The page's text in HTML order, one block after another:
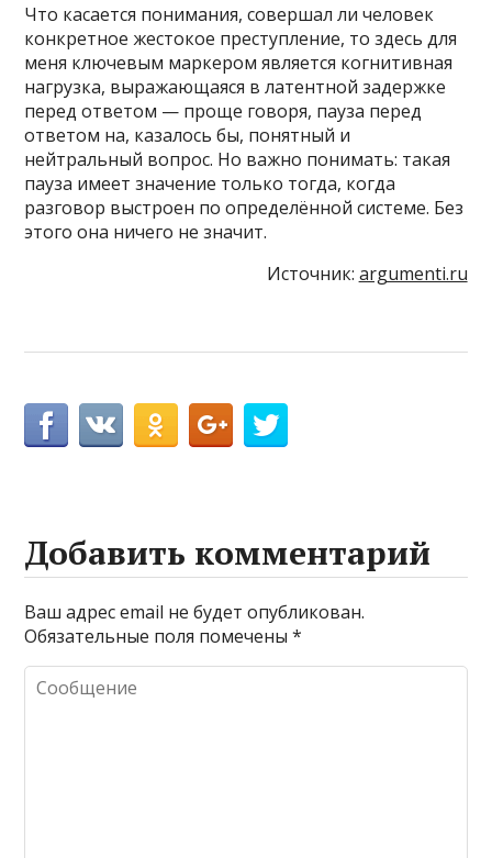
Что касается понимания, совершал ли человек
конкретное жестокое преступление, то здесь для
меня ключевым маркером является когнитивная
нагрузка, выражающаяся в латентной задержке
перед ответом — проще говоря, пауза перед
ответом на, казалось бы, понятный и
нейтральный вопрос. Но важно понимать: такая
пауза имеет значение только тогда, когда
разговор выстроен по определённой системе. Без
этого она ничего не значит.
Источник: argumenti.ru
Добавить комментарий
Ваш адрес email не будет опубликован.
Обязательные поля помечены*